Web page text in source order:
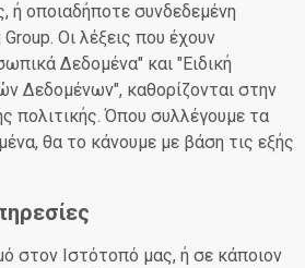
ή οποιαδήποτε συνδεδεμένη
Οι λέξεις που έχουν
Δεδομένα" και "Ειδική
Δεδομένων", καθορίζονται στην
πολιτικής. Όπου συλλέγουμε τα
θα το κάνουμε με βάση τις εξής
στον Ιστότοπό μας, ή σε κάποιον